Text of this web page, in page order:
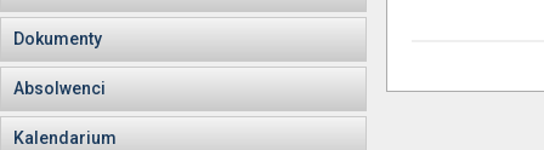
Dokumenty
Absolwenci
Kalendarium